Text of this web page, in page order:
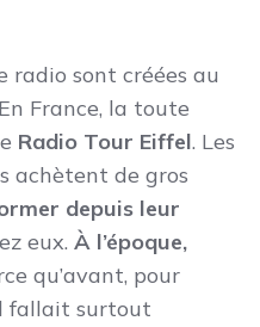
radio sont créées au
France, la toute
Radio Tour Eiffel. Les
achètent de gros
depuis leur
eux. À l’époque,
qu’avant, pour
fallait surtout